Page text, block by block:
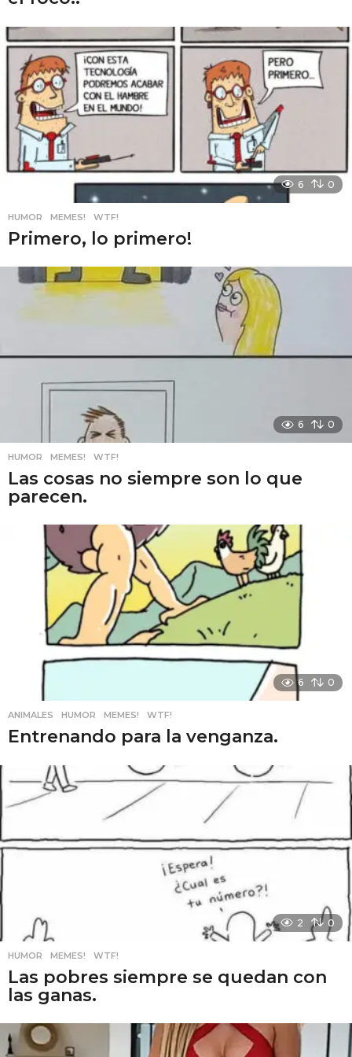
6 0
HUMOR ,MEMES! ,WTF!
Primero, lo primero!
6 0
HUMOR ,MEMES! ,WTF!
Las cosas no siempre son lo que
parecen.
6 0
ANIMALES ,HUMOR ,MEMES! ,WTF!
Entrenando para la venganza.
2 0
HUMOR ,MEMES! ,WTF!
Las pobres siempre se quedan con
las ganas.